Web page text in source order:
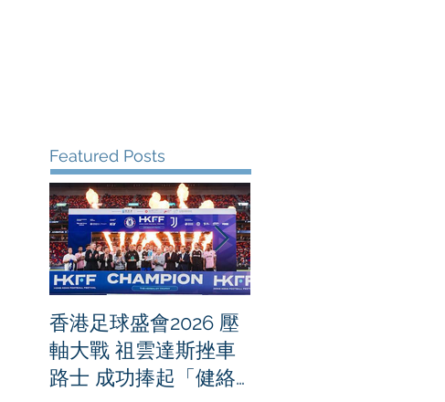
Featured Posts
香港足球盛會2026 壓
軸大戰 祖雲達斯挫車
路士 成功捧起「健絡